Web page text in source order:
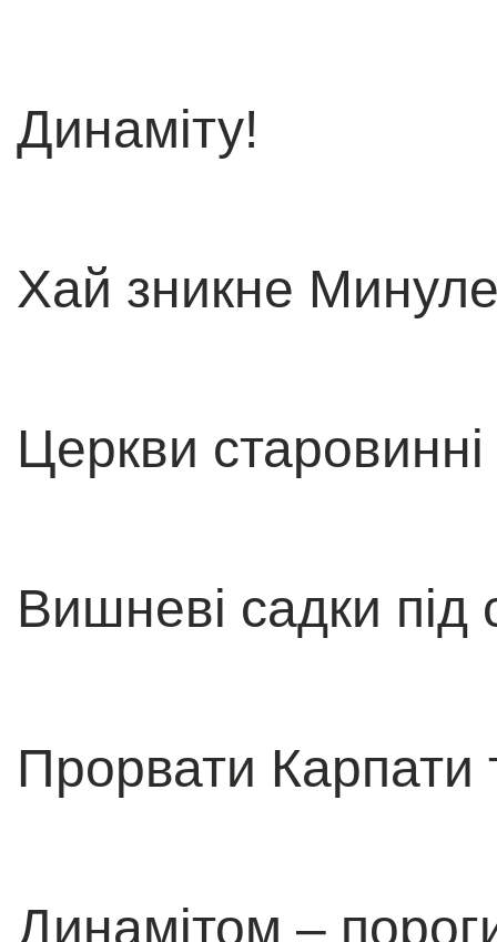
Динаміту!
Хай зникне
Церкви старовинні
Вишневі садки під
Прорвати Карпати
Динамітом –